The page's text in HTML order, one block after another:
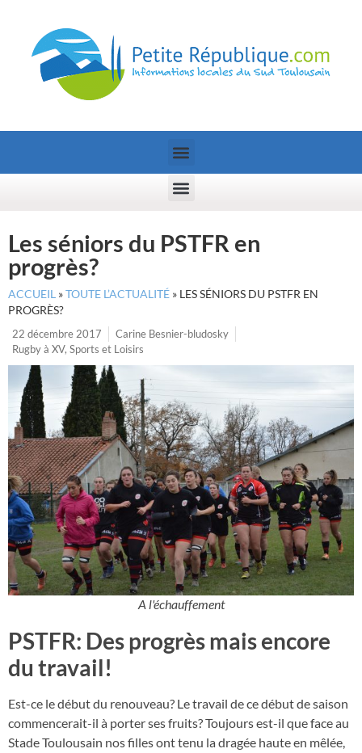
Les séniors du PSTFR en
progrès?
ACCUEIL »TOUTE L’ACTUALITÉ » LES SÉNIORS DU PSTFR EN
PROGRÈS?
22 décembre 2017
Carine Besnier-bludosky
Rugby à XV, Sports et Loisirs
A l'échauffement
PSTFR: Des progrès mais encore
du travail!
Est-ce le début du renouveau? Le travail de ce début de saison
commencerait-il à porter ses fruits? Toujours est-il que face au
Stade Toulousain nos filles ont tenu la dragée haute en mêlée,